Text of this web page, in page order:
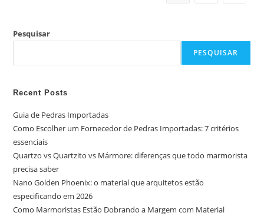
Pesquisar
PESQUISAR
Recent Posts
Guia de Pedras Importadas
Como Escolher um Fornecedor de Pedras Importadas: 7 critérios
essenciais
Quartzo vs Quartzito vs Mármore: diferenças que todo marmorista
precisa saber
Nano Golden Phoenix: o material que arquitetos estão
especificando em 2026
Como Marmoristas Estão Dobrando a Margem com Material